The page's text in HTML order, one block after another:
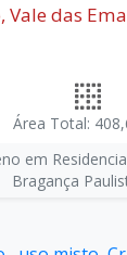
Vale das
Área Total:
em
Bragança